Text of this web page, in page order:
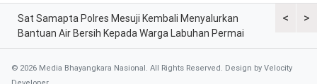
<
Sat Samapta Polres Mesuji Kembali Menyalurkan
Bantuan Air Bersih Kepada Warga Labuhan Permai
Tindak
Merah
>
© 2026 Media Bhayangkara Nasional. All Rights Reserved. Design by Velocity